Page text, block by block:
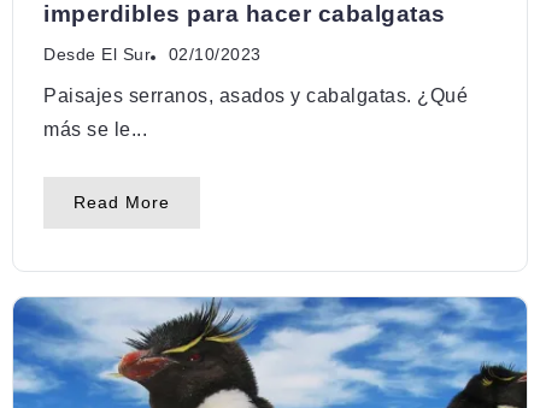
imperdibles para hacer cabalgatas
Desde El Sur 02/10/2023
Paisajes serranos, asados y cabalgatas. ¿Qué
más se le...
Read More